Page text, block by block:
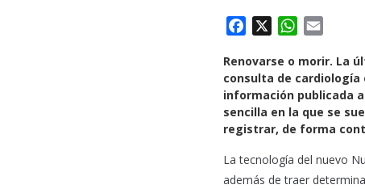
c
e
b
o
k
W
a
t
s
A
p
a
i
l
Renovarse o morir. La
consulta de cardiología
información publicada
sencilla en la que se
registrar, de forma
La tecnología del nuevo
además de traer